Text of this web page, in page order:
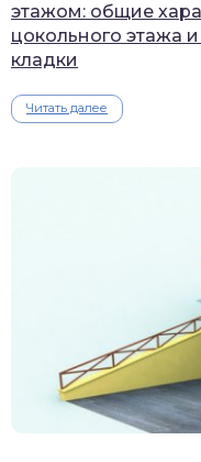
этажом: общие
цокольного этажа
кладки
Читать далее